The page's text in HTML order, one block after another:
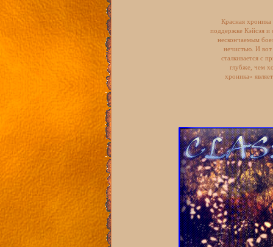
Красная
поддержке Кэйсэя и
нескончаемым
нечистью. И
сталкивается с
глубже, чем
хроника»